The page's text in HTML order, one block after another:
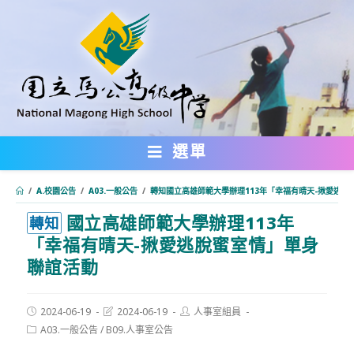
內
選單
/ A.校園公告 / A03.一般公告 / 轉知國立高雄師範大學辦理113年「幸福有晴天-揪愛逃脫
轉知 國立高雄師範大學辦理113年
「幸福有晴天-揪愛逃脫蜜室情」單身
聯誼活動
Post
published:
2024-06-19
Post
modified:
2024-06-19
Post人事室組員
PostA03.一般公告/ B09.人事室公告